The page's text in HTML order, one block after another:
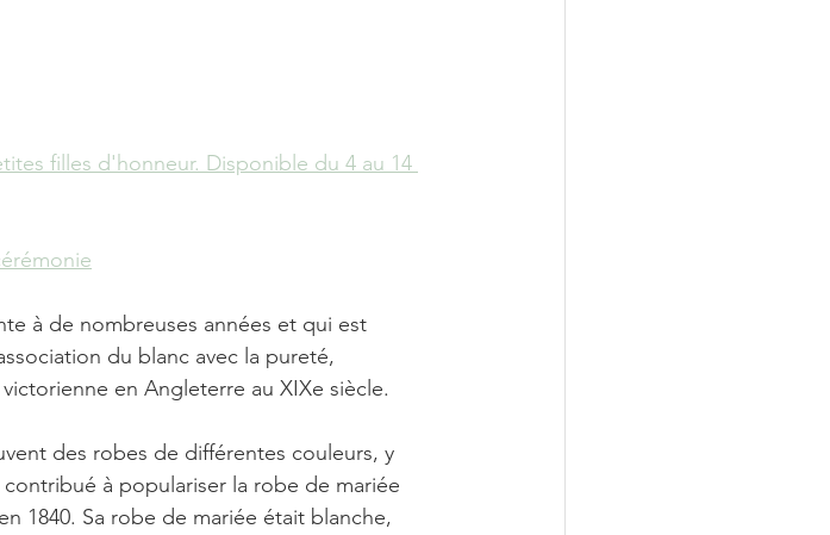
filles d'honneur. Disponible du 4 au 14
à de nombreuses années et qui est
du blanc avec la pureté,
en Angleterre au XIXe siècle.
des robes de différentes couleurs, y
à populariser la robe de mariée
1840. Sa robe de mariée était blanche,